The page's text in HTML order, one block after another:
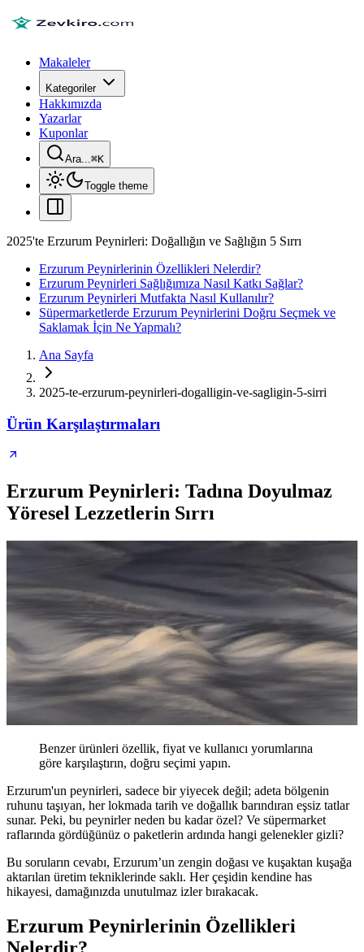
Makaleler
Kategoriler
Hakkımızda
Yazarlar
Kuponlar
Ara...⌘K
Toggle theme
2025'te Erzurum Peynirleri: Doğallığın ve Sağlığın 5 Sırrı
Erzurum Peynirlerinin Özellikleri Nelerdir?
Erzurum Peynirleri Sağlığımıza Nasıl Katkı Sağlar?
Erzurum Peynirleri Mutfakta Nasıl Kullanılır?
Süpermarketlerde Erzurum Peynirlerini Doğru Seçmek ve
Saklamak İçin Ne Yapmalı?
Ana Sayfa
2025-te-erzurum-peynirleri-dogalligin-ve-sagligin-5-sirri
Ürün Karşılaştırmaları
Erzurum Peynirleri: Tadına Doyulmaz
Yöresel Lezzetlerin Sırrı
Benzer ürünleri özellik, fiyat ve kullanıcı yorumlarına
göre karşılaştırın, doğru seçimi yapın.
Erzurum'un peynirleri, sadece bir yiyecek değil; adeta bölgenin
ruhunu taşıyan, her lokmada tarih ve doğallık barındıran eşsiz tatlar
sunar. Peki, bu peynirler neden bu kadar özel? Ve süpermarket
raflarında gördüğünüz o paketlerin ardında hangi gelenekler gizli?
Bu soruların cevabı, Erzurum’un zengin doğası ve kuşaktan kuşağa
aktarılan üretim tekniklerinde saklı. Her çeşidin kendine has
hikayesi, damağınızda unutulmaz izler bırakacak.
Erzurum Peynirlerinin Özellikleri